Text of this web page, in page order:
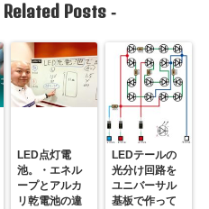
Related Posts-
LED点灯電
池。・エネル
ープとアルカ
リ乾電池の違
LEDテールの
光分け回路を
ユニバーサル
基板で作って